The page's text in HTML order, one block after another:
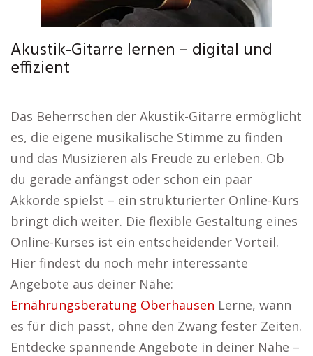
Akustik-Gitarre lernen – digital und
effizient
Das Beherrschen der Akustik-Gitarre ermöglicht
es, die eigene musikalische Stimme zu finden
und das Musizieren als Freude zu erleben. Ob
du gerade anfängst oder schon ein paar
Akkorde spielst – ein strukturierter Online-Kurs
bringt dich weiter. Die flexible Gestaltung eines
Online-Kurses ist ein entscheidender Vorteil.
Hier findest du noch mehr interessante
Angebote aus deiner Nähe:
Ernährungsberatung Oberhausen Lerne, wann
es für dich passt, ohne den Zwang fester Zeiten.
Entdecke spannende Angebote in deiner Nähe –